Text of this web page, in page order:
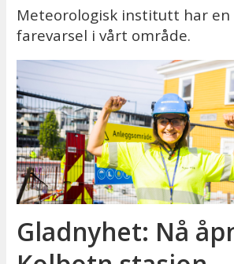
Meteorologisk institutt har en
farevarsel i vårt område.
Gladnyhet: Nå